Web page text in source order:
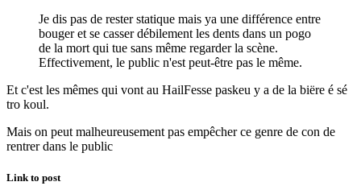
Je dis pas de rester statique mais ya une différence entre
bouger et se casser débilement les dents dans un pogo
de la mort qui tue sans même regarder la scène.
Effectivement, le public n'est peut-être pas le même.
Et c'est les mêmes qui vont au HailFesse paskeu y a de la biëre é sé
tro koul.
Mais on peut malheureusement pas empêcher ce genre de con de
rentrer dans le public
Link to post